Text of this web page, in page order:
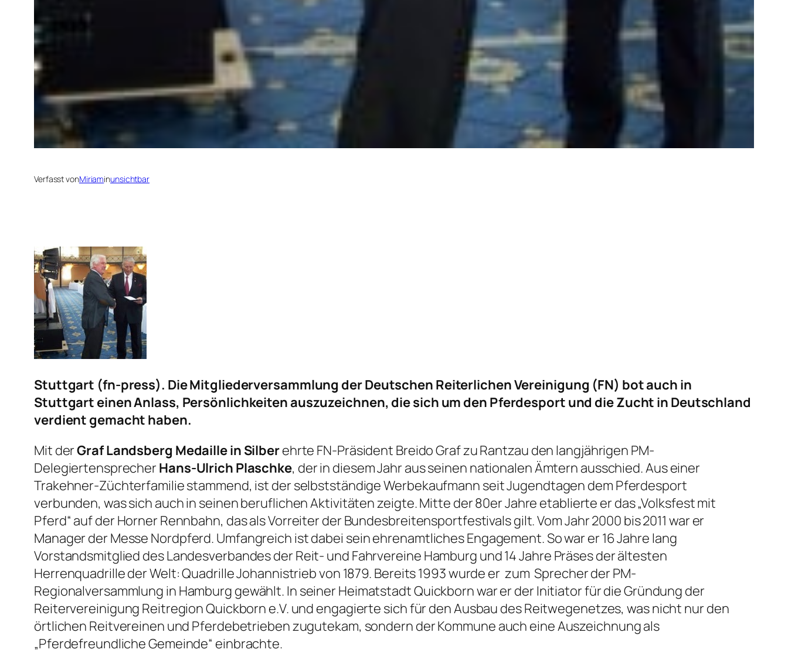
Verfasst vonMiriaminunsichtbar
Stuttgart (fn-press). Die Mitgliederversammlung der Deutschen Reiterlichen Vereinigung (FN) bot auch in
Stuttgart einen Anlass, Persönlichkeiten auszuzeichnen, die sich um den Pferdesport und die Zucht in Deutschland
verdient gemacht haben.
Mit derGraf Landsberg Medaille in Silberehrte FN-Präsident Breido Graf zu Rantzau den langjährigen PM-
Delegiertensprecher Hans-Ulrich Plaschke, der in diesem Jahr aus seinen nationalen Ämtern ausschied. Aus einer
Trakehner-Züchterfamilie stammend, ist der selbstständige Werbekaufmann seit Jugendtagen dem Pferdesport
verbunden, was sich auch in seinen beruflichen Aktivitäten zeigte. Mitte der 80er Jahre etablierte er das „Volksfest mit
Pferd“ auf der Horner Rennbahn, das als Vorreiter der Bundesbreitensportfestivals gilt. Vom Jahr 2000 bis 2011 war er
Manager der Messe Nordpferd. Umfangreich ist dabei sein ehrenamtliches Engagement. So war er 16 Jahre lang
Vorstandsmitglied des Landesverbandes der Reit- und Fahrvereine Hamburg und 14 Jahre Präses der ältesten
Herrenquadrille der Welt: Quadrille Johannistrieb von 1879. Bereits 1993 wurde er zum Sprecher der PM-
Regionalversammlung in Hamburg gewählt. In seiner Heimatstadt Quickborn war er der Initiator für die Gründung der
Reitervereinigung Reitregion Quickborn e.V. und engagierte sich für den Ausbau des Reitwegenetzes, was nicht nur den
örtlichen Reitvereinen und Pferdebetrieben zugutekam, sondern der Kommune auch eine Auszeichnung als
„Pferdefreundliche Gemeinde“ einbrachte.